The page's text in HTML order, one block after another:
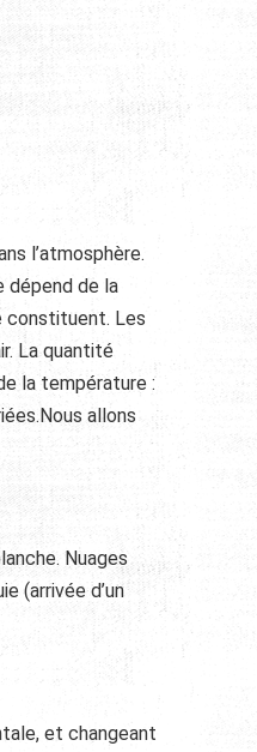
l’atmosphère.
dépend de la
constituent. Les
La quantité
la température :
allons
Nuages
(arrivée d’un
et changeant